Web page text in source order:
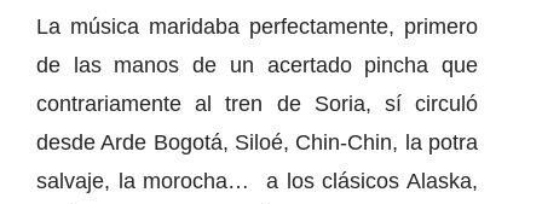
La música maridaba perfectamente, primero
de las manos de un acertado pincha que
contrariamente al tren de Soria, sí circuló
desde Arde Bogotá, Siloé, Chin-Chin, la potra
salvaje, la morocha… a los clásicos Alaska,